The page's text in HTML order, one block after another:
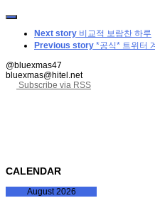
Next story 비교적 보람찬 하루
Previous story *공식* 트위터
@bluexmas47
bluexmas@hitel.net
Subscribe via RSS
CALENDAR
August 2026